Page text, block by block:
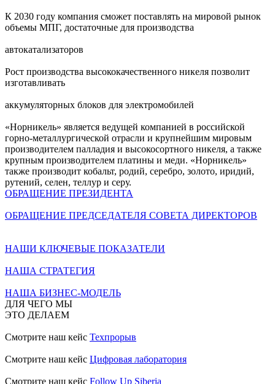
К 2030 году компания сможет поставлять на мировой рынок
объемы МПГ, достаточные для производства
автокатализаторов
Рост производства высококачественного никеля позволит
изготавливать
аккумуляторных блоков для электромобилей
«Норникель» является ведущей компанией в российской
горно-металлургической отрасли и крупнейшим мировым
производителем палладия и высокосортного никеля, а также
крупным производителем платины и меди. «Норникель»
также производит кобальт, родий, серебро, золото, иридий,
рутений, селен, теллур и серу.
ОБРАЩЕНИЕ ПРЕЗИДЕНТА
ОБРАЩЕНИЕ ПРЕДСЕДАТЕЛЯ СОВЕТА ДИРЕКТОРОВ
НАШИ КЛЮЧЕВЫЕ ПОКАЗАТЕЛИ
НАША СТРАТЕГИЯ
НАША БИЗНЕС-МОДЕЛЬ
ДЛЯ ЧЕГО МЫ
ЭТО ДЕЛАЕМ
Смотрите наш кейс Техпрорыв
Смотрите наш кейс Цифровая лаборатория
Смотрите наш кейс Follow Up Siberia